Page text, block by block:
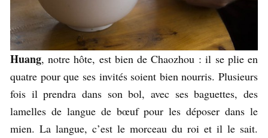
Huang, notre hôte, est bien de Chaozhou : il se plie en
quatre pour que ses invités soient bien nourris. Plusieurs
fois il prendra dans son bol, avec ses baguettes, des
lamelles de langue de bœuf pour les déposer dans le
mien. La langue, c’est le morceau du roi et il le sait.